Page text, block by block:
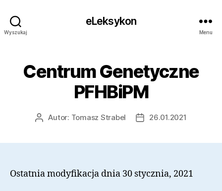
Wyszukaj
eLeksykon
Menu
Centrum Genetyczne
PFHBiPM
AutorAutor: Tomasz Strabel
Data26.01.2021
Ostatnia modyfikacja dnia 30 stycznia, 2021